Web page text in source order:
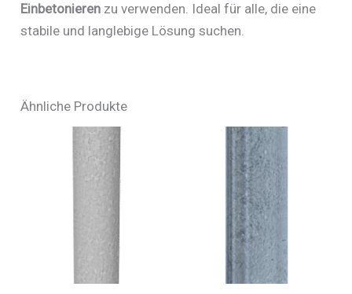
Einbetonieren zu verwenden. Ideal für alle, die eine
stabile und langlebige Lösung suchen.
Ähnliche Produkte